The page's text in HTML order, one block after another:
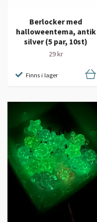
Berlocker med
halloweentema, antik
silver (5 par, 10st)
29 kr
Finns i lager